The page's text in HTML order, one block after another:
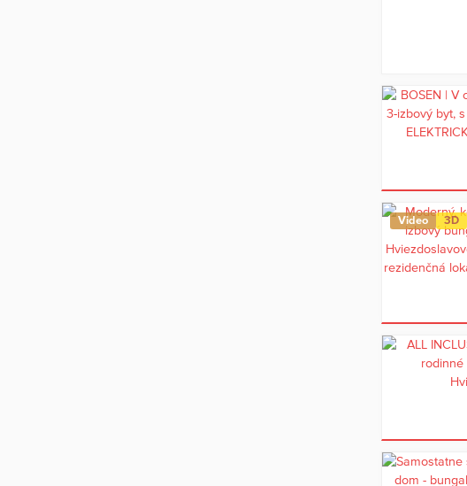
Video 3D